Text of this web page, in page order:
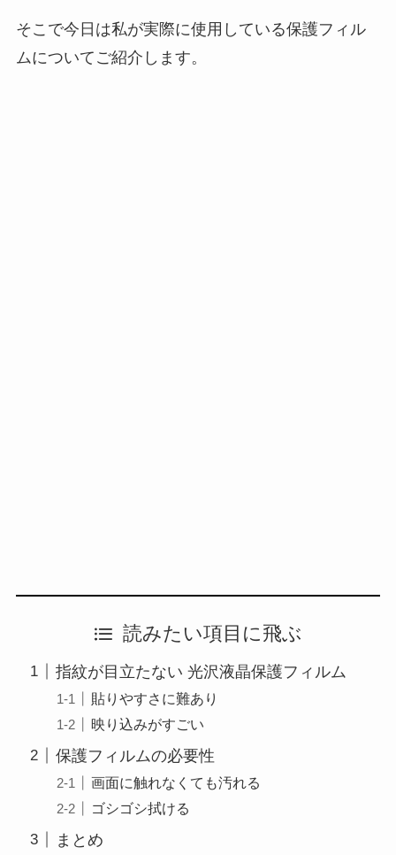
そこで今日は私が実際に使用している保護フィル
ムについてご紹介します。
読みたい項目に飛ぶ
指紋が目立たない 光沢液晶保護フィルム
貼りやすさに難あり
映り込みがすごい
保護フィルムの必要性
画面に触れなくても汚れる
ゴシゴシ拭ける
まとめ